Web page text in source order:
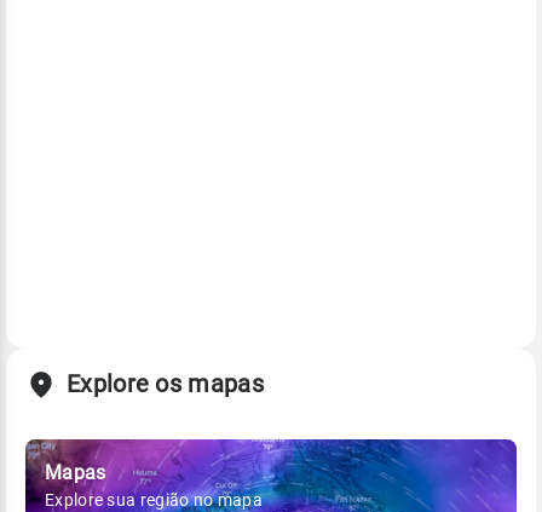
Explore os mapas
Mapas
Explore sua região no mapa